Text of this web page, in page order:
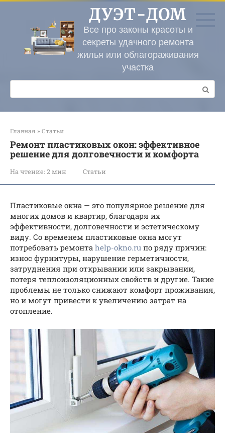
Перейти
контенту
ДУЭТ-ДОМ
Все про законы красоты и
секреты удачного ремонта
жилья или облагораживания
участка
Поиск:
Главная » Статьи
Ремонт пластиковых окон: эффективное
решение для долговечности и комфорта
На чтение: 2 мин Статьи
Пластиковые окна — это популярное решение для
многих домов и квартир, благодаря их
эффективности, долговечности и эстетическому
виду. Со временем пластиковые окна могут
потребовать ремонта help-okno.ru по ряду причин:
износ фурнитуры, нарушение герметичности,
затруднения при открывании или закрывании,
потеря теплоизоляционных свойств и другие. Такие
проблемы не только снижают комфорт проживания,
но и могут привести к увеличению затрат на
отопление.